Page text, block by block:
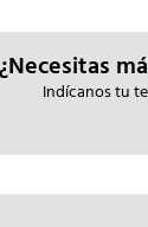
¿Necesitas
Indícanos tu